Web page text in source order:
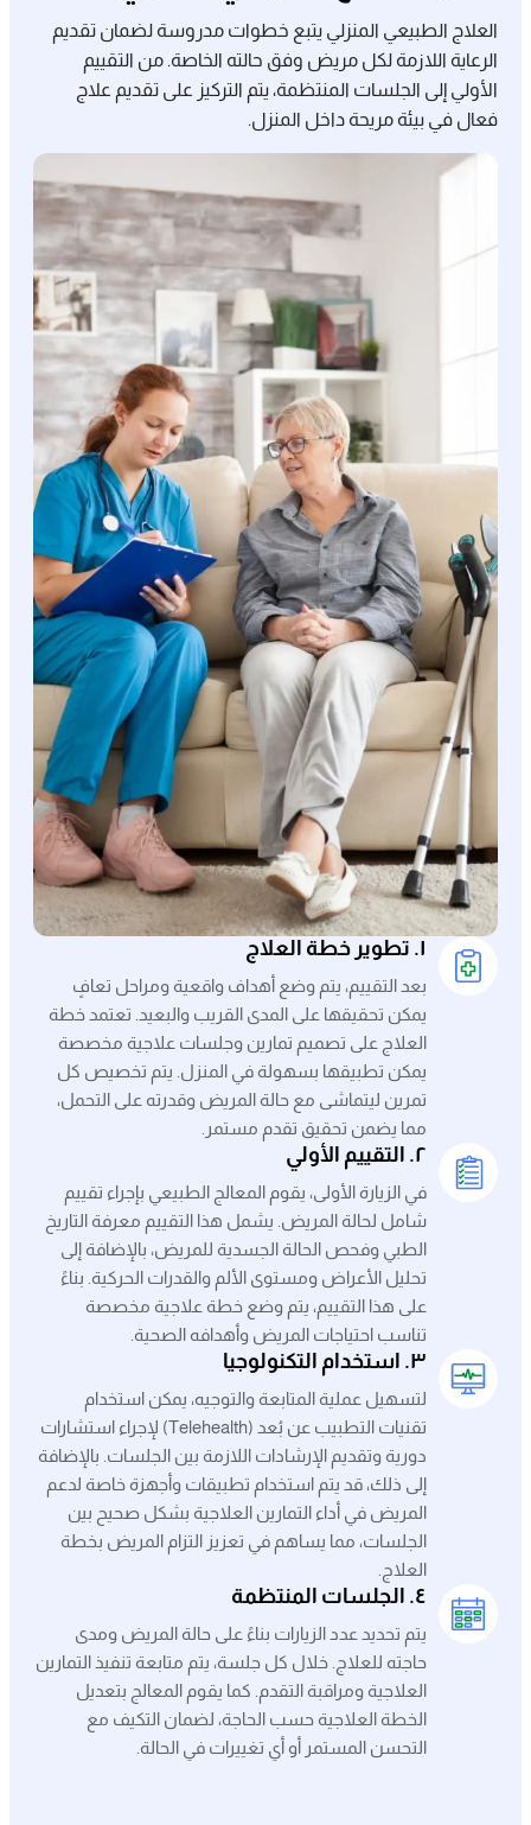
العلاج الطبيعي المنزلي يتبع خطوات مدروسة لضمان تقديم
الرعاية اللازمة لكل مريض وفق حالته الخاصة. من التقييم
الأولي إلى الجلسات المنتظمة، يتم التركيز على تقديم علاج
فعال في بيئة مريحة داخل المنزل.
١. تطوير خطة العلاج
بعد التقييم، يتم وضع أهداف واقعية ومراحل تعافٍ
يمكن تحقيقها على المدى القريب والبعيد. تعتمد خطة
العلاج على تصميم تمارين وجلسات علاجية مخصصة
يمكن تطبيقها بسهولة في المنزل. يتم تخصيص كل
تمرين ليتماشى مع حالة المريض وقدرته على التحمل،
مما يضمن تحقيق تقدم مستمر.
٢. التقييم الأولي
في الزيارة الأولى، يقوم المعالج الطبيعي بإجراء تقييم
شامل لحالة المريض. يشمل هذا التقييم معرفة التاريخ
الطبي وفحص الحالة الجسدية للمريض، بالإضافة إلى
تحليل الأعراض ومستوى الألم والقدرات الحركية. بناءً
على هذا التقييم، يتم وضع خطة علاجية مخصصة
تناسب احتياجات المريض وأهدافه الصحية.
٣. استخدام التكنولوجيا
لتسهيل عملية المتابعة والتوجيه، يمكن استخدام
تقنيات التطبيب عن بُعد (Telehealth) لإجراء استشارات
دورية وتقديم الإرشادات اللازمة بين الجلسات. بالإضافة
إلى ذلك، قد يتم استخدام تطبيقات وأجهزة خاصة لدعم
المريض في أداء التمارين العلاجية بشكل صحيح بين
الجلسات، مما يساهم في تعزيز التزام المريض بخطة
العلاج.
٤. الجلسات المنتظمة
يتم تحديد عدد الزيارات بناءً على حالة المريض ومدى
حاجته للعلاج. خلال كل جلسة، يتم متابعة تنفيذ التمارين
العلاجية ومراقبة التقدم. كما يقوم المعالج بتعديل
الخطة العلاجية حسب الحاجة، لضمان التكيف مع
التحسن المستمر أو أي تغييرات في الحالة.